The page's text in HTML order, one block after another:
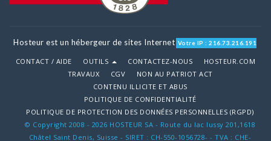
Hosteur est un hébergeur de sites Internet Votre IP : 216.73.216.191
CONTACT / AIDE OUTILS CONTACTEZ-NOUS
HOSTEUR.COM
TRAVAUX
CGV
NON AU PATRIOT ACT
CONTENU ILLICITE ET ABUS
POLITIQUE DE CONFIDENTIALITÉ
POLITIQUE DE PROTECTION DES DONNÉES PERSONNELLES (RGPD)
© Copyright 2008 - 2026 HOSTEUR SA - Route du lac lussy 201,1618
Châtel Saint Denis, Suisse - SIRET : CH-550-1056728- - TVA : CHE-